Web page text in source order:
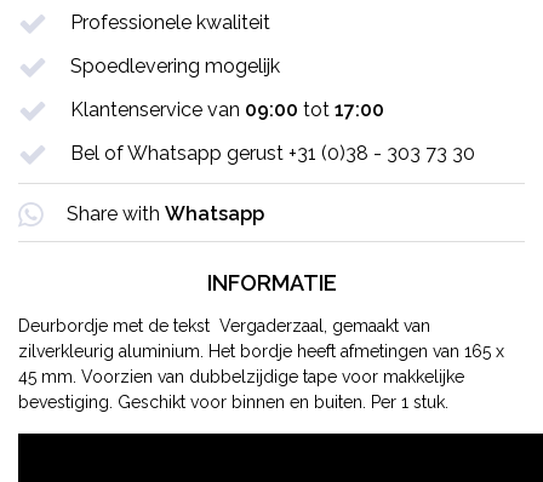
Professionele kwaliteit
Spoedlevering mogelijk
Klantenservice van 09:00 tot 17:00
Bel of Whatsapp gerust +31 (0)38 - 303 73 30
Share with Whatsapp
INFORMATIE
Deurbordje met de tekst Vergaderzaal, gemaakt van
zilverkleurig aluminium. Het bordje heeft afmetingen van 165 x
45 mm. Voorzien van dubbelzijdige tape voor makkelijke
bevestiging. Geschikt voor binnen en buiten. Per 1 stuk.